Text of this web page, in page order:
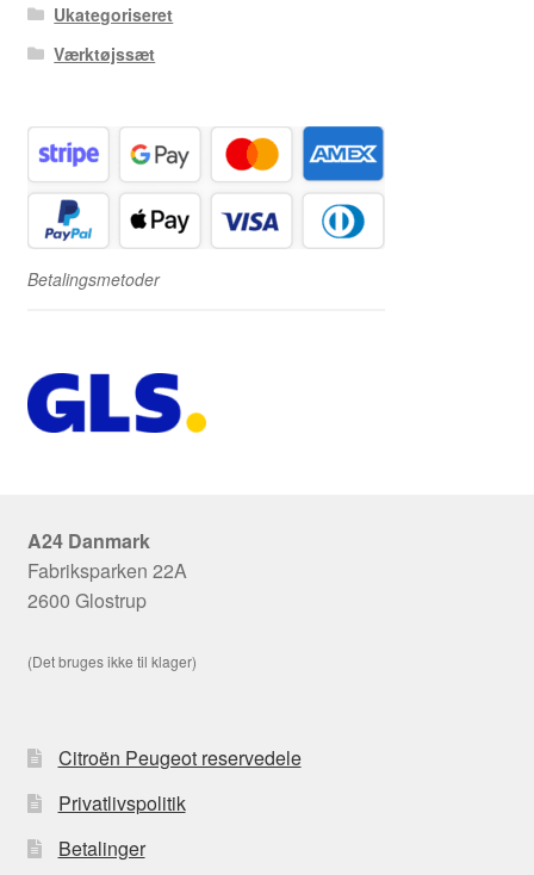
Ukategoriseret
Værktøjssæt
Betalingsmetoder
A24 Danmark
Fabriksparken 22A
2600 Glostrup
(Det bruges ikke til klager)
Citroën Peugeot reservedele
Privatlivspolitik
Betalinger